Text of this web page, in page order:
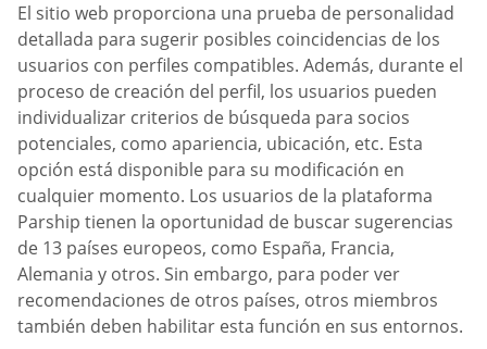
El sitio web proporciona una prueba de personalidad
detallada para sugerir posibles coincidencias de los
usuarios con perfiles compatibles. Además, durante el
proceso de creación del perfil, los usuarios pueden
individualizar criterios de búsqueda para socios
potenciales, como apariencia, ubicación, etc. Esta
opción está disponible para su modificación en
cualquier momento. Los usuarios de la plataforma
Parship tienen la oportunidad de buscar sugerencias
de 13 países europeos, como España, Francia,
Alemania y otros. Sin embargo, para poder ver
recomendaciones de otros países, otros miembros
también deben habilitar esta función en sus entornos.